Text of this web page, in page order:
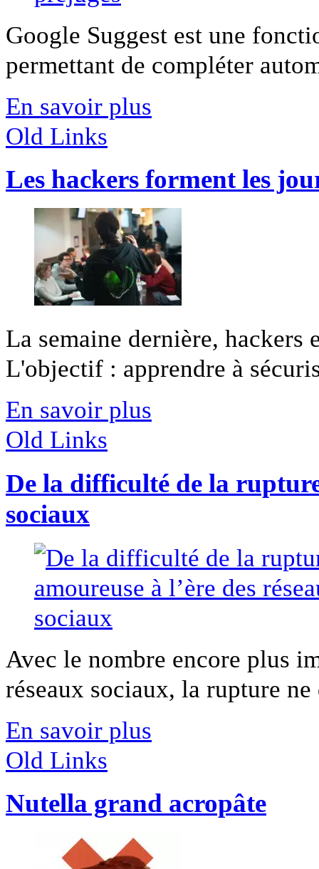
Google Suggest est une
permettant de compléter
En savoir plus
Old Links
Les hackers forment les
La semaine dernière,
L'objectif : apprendre à
En savoir plus
Old Links
De la difficulté de la
sociaux
Avec le nombre encore plus
réseaux sociaux, la rupture
En savoir plus
Old Links
Nutella grand acropâte